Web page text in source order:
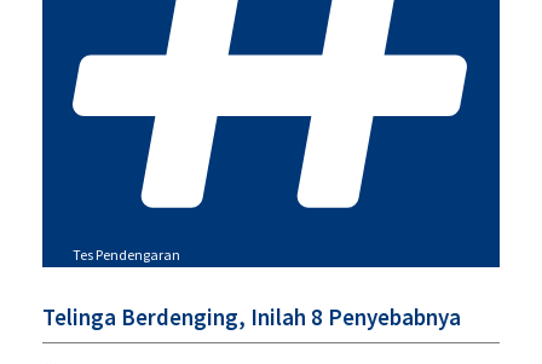
Tes Pendengaran
Telinga Berdenging, Inilah 8 Penyebabnya